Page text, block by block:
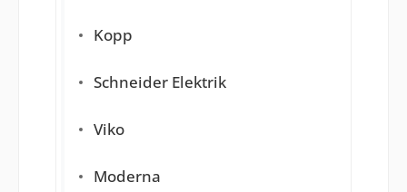
Kopp
Schneider Elektrik
Viko
Moderna